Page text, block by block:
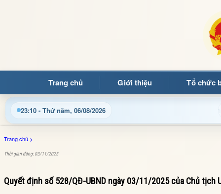
Trang chủ Giới thiệu Tổ chức
23:10 - Thứ năm, 06/08/2026
Trang thông tin điện tử xã Mường Ảng Cập nhật
Trang chủ >
Thời gian đăng: 03/11/2025
Quyết định số 528/QĐ-UBND ngày 03/11/2025 của Chủ